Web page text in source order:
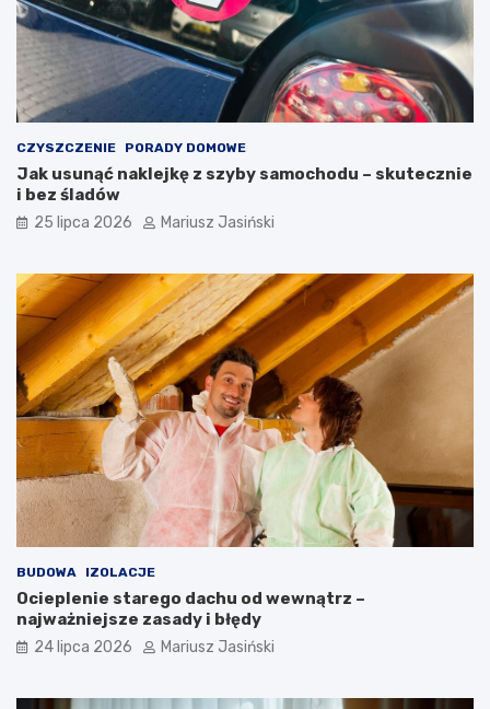
CZYSZCZENIE PORADY DOMOWE
Jak usunąć naklejkę z szyby samochodu – skutecznie
i bez śladów
25 lipca 2026 Mariusz Jasiński
BUDOWA IZOLACJE
Ocieplenie starego dachu od wewnątrz –
najważniejsze zasady i błędy
24 lipca 2026 Mariusz Jasiński